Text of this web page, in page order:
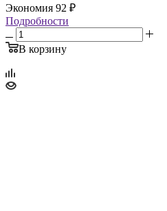
Экономия 92 ₽
Подробности
В корзину